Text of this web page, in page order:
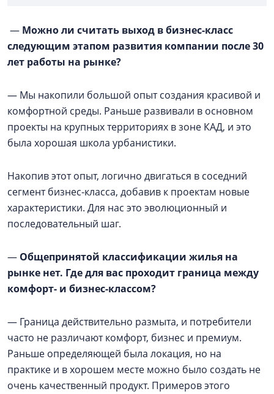
— Можно ли считать выход в бизнес-класс
следующим этапом развития компании после 30
лет работы на рынке?
— Мы накопили большой опыт создания красивой и
комфортной среды. Раньше развивали в основном
проекты на крупных территориях в зоне КАД, и это
была хорошая школа урбанистики.
Накопив этот опыт, логично двигаться в соседний
сегмент бизнес-класса, добавив к проектам новые
характеристики. Для нас это эволюционный и
последовательный шаг.
— Общепринятой классификации жилья на
рынке нет. Где для вас проходит граница между
комфорт- и бизнес-классом?
— Граница действительно размыта, и потребители
часто не различают комфорт, бизнес и премиум.
Раньше определяющей была локация, но на
практике и в хорошем месте можно было создать не
очень качественный продукт. Примеров этого